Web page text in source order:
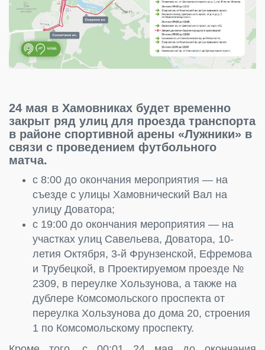
24 мая в Хамовниках будет временно
закрыт ряд улиц для проезда транспорта
в районе спортивной арены «Лужники» в
связи с проведением футбольного
матча.
с 8:00 до окончания мероприятия — на
съезде с улицы Хамовнический Вал на
улицу Доватора;
с 19:00 до окончания мероприятия — на
участках улиц Савельева, Доватора, 10-
летия Октября, 3-й Фрунзенской, Ефремова
и Трубецкой, в Проектируемом проезде №
2309, в переулке Хользунова, а также на
дублере Комсомольского проспекта от
переулка Хользунова до дома 20, строения
1 по Комсомольскому проспекту.